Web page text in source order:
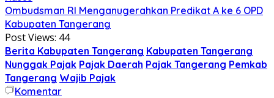
Ombudsman RI Menganugerahkan Predikat A ke 6 OPD
Kabupaten Tangerang
Post Views: 44
Berita Kabupaten Tangerang Kabupaten Tangerang
Nunggak Pajak Pajak Daerah Pajak Tangerang Pemkab
Tangerang Wajib Pajak
Komentar